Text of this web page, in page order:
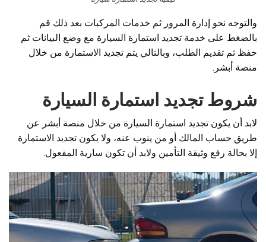
والتوجه نحو إدارة المرور ثم خدمات المركبات بعد ذلك قم
بالضغط على خدمة تجديد استمارة السيارة مع وضع البيانات ثم
حفظ ثم تقديم الطلب، وبالتالي يتم تجديد الاستمارة من خلال
منصة أبشر.
شروط تجديد استمارة السيارة
لابد أن يكون تجديد استمارة السيارة من خلال منصة أبشر عن
طريق حساب المالك أو من ينوب عنه، ولا يكون تجديد الاستمارة
إلا بحالة رفع وثيقة التأمين ولابد أن تكون سارية المفعول.